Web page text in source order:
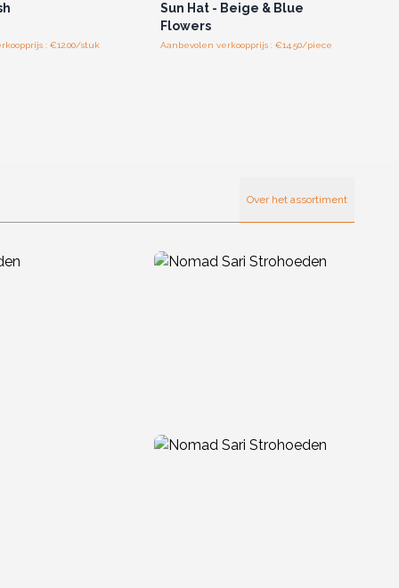
: €12.00/stuk
Sun Hat - Beige & Blue
Flowers
Aanbevolen verkoopprijs : €14.50/piece
Over het assortiment